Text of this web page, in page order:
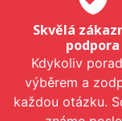
Skvělá
podpora
Kdykoliv
výběrem a
každou otázku.